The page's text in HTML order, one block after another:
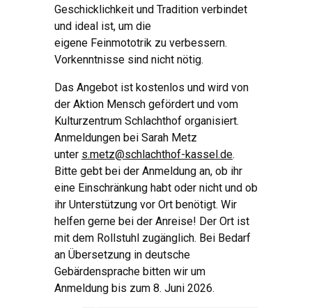
Geschicklichkeit und Tradition verbindet
und ideal ist, um die
eigene Feinmototrik zu verbessern.
Vorkenntnisse sind nicht nötig.
Das Angebot ist kostenlos und wird von
der Aktion Mensch gefördert und vom
Kulturzentrum Schlachthof organisiert.
Anmeldungen bei Sarah Metz
unter s.metz@schlachthof-kassel.de.
Bitte gebt bei der Anmeldung an, ob ihr
eine Einschränkung habt oder nicht und ob
ihr Unterstützung vor Ort benötigt. Wir
helfen gerne bei der Anreise! Der Ort ist
mit dem Rollstuhl zugänglich. Bei Bedarf
an Übersetzung in deutsche
Gebärdensprache bitten wir um
Anmeldung bis zum 8. Juni 2026.